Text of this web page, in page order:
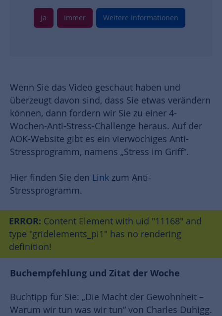
Ja Immer Weitere Informationen
Wenn Sie das Video geschaut haben und
überzeugt davon sind, dass Sie etwas verändern
können, dann fordern wir Sie zu einer 4-
Wochen-Anti-Stress-Challenge heraus. Auf der
AOK-Website gibt es ein vierwöchiges Anti-
Stressprogramm, namens „Stress im Griff“.
Hier finden Sie den Link zum Anti-
Stressprogramm.
ERROR: Content Element with uid "11168" and
type "gridelements_pi1" has no rendering
definition!
Buchempfehlung und Zitat der Woche
Buchtipp für Sie: „Die Macht der Gewohnheit –
Warum wir tun was wir tun“ von Charles Duhigg.